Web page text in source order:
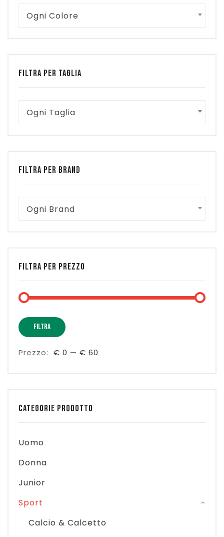
Ogni Colore
FILTRA PER TAGLIA
Ogni Taglia
FILTRA PER BRAND
Ogni Brand
FILTRA PER PREZZO
FILTRA
Prezzo: € 0 — € 60
CATEGORIE PRODOTTO
Uomo
Donna
Junior
Sport
Calcio & Calcetto